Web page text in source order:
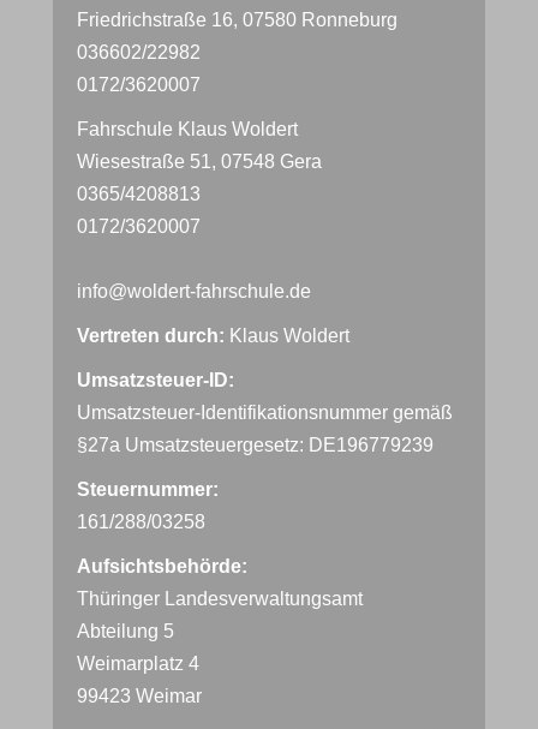
Friedrichstraße 16, 07580 Ronneburg
036602/22982
0172/3620007
Fahrschule Klaus Woldert
Wiesestraße 51, 07548 Gera
0365/4208813
0172/3620007
info@woldert-fahrschule.de
Vertreten durch: Klaus Woldert
Umsatzsteuer-ID:
Umsatzsteuer-Identifikationsnummer gemäß
§27a Umsatzsteuergesetz: DE196779239
Steuernummer:
161/288/03258
Aufsichtsbehörde:
Thüringer Landesverwaltungsamt
Abteilung 5
Weimarplatz 4
99423 Weimar